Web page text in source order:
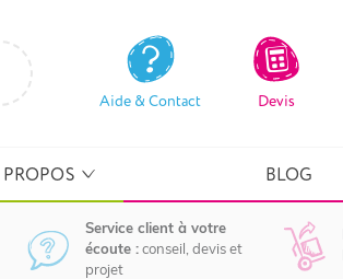
Aide & Contact Devis
BLOG
Service client à votre
écoute : conseil, devis et
projet